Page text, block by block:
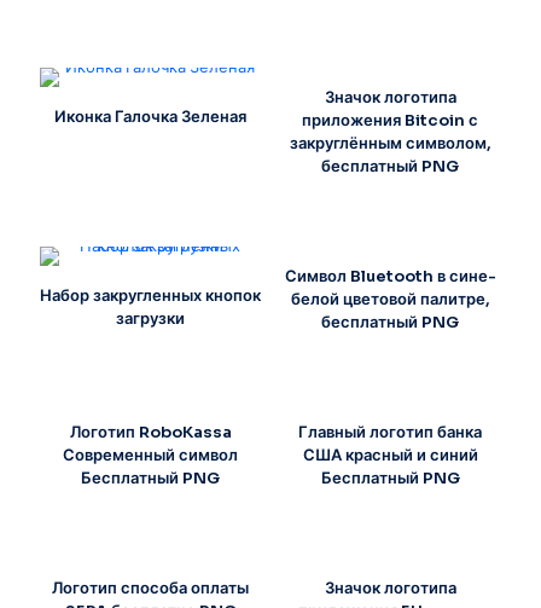
Иконка Галочка Зеленая
Значок логотипа
приложения Bitcoin с
закруглённым символом,
бесплатный PNG
Набор закругленных кнопок
загрузки
Символ Bluetooth в сине-
белой цветовой палитре,
бесплатный PNG
Логотип RoboKassa
Современный символ
Бесплатный PNG
Главный логотип банка
США красный и синий
Бесплатный PNG
Логотип способа оплаты
Значок логотипа